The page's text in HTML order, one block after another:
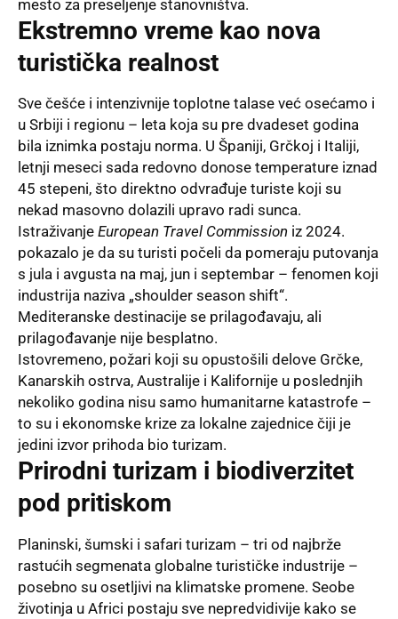
mesto za preseljenje stanovništva.
Ekstremno vreme kao nova
turistička realnost
Sve češće i intenzivnije toplotne talase već osećamo i
u Srbiji i regionu – leta koja su pre dvadeset godina
bila iznimka postaju norma. U Španiji, Grčkoj i Italiji,
letnji meseci sada redovno donose temperature iznad
45 stepeni, što direktno odvrađuje turiste koji su
nekad masovno dolazili upravo radi sunca.
Istraživanje European Travel Commission iz 2024.
pokazalo je da su turisti počeli da pomeraju putovanja
s jula i avgusta na maj, jun i septembar – fenomen koji
industrija naziva „shoulder season shift“.
Mediteranske destinacije se prilagođavaju, ali
prilagođavanje nije besplatno.
Istovremeno, požari koji su opustošili delove Grčke,
Kanarskih ostrva, Australije i Kalifornije u poslednjih
nekoliko godina nisu samo humanitarne katastrofe –
to su i ekonomske krize za lokalne zajednice čiji je
jedini izvor prihoda bio turizam.
Prirodni turizam i biodiverzitet
pod pritiskom
Planinski, šumski i safari turizam – tri od najbrže
rastućih segmenata globalne turističke industrije –
posebno su osetljivi na klimatske promene. Seobe
životinja u Africi postaju sve nepredvidivije kako se